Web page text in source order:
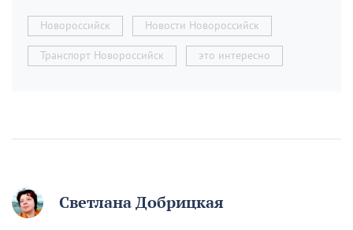
Новороссийск Новости Новороссийск
Транспорт Новороссийск это интересно
Светлана Добрицкая